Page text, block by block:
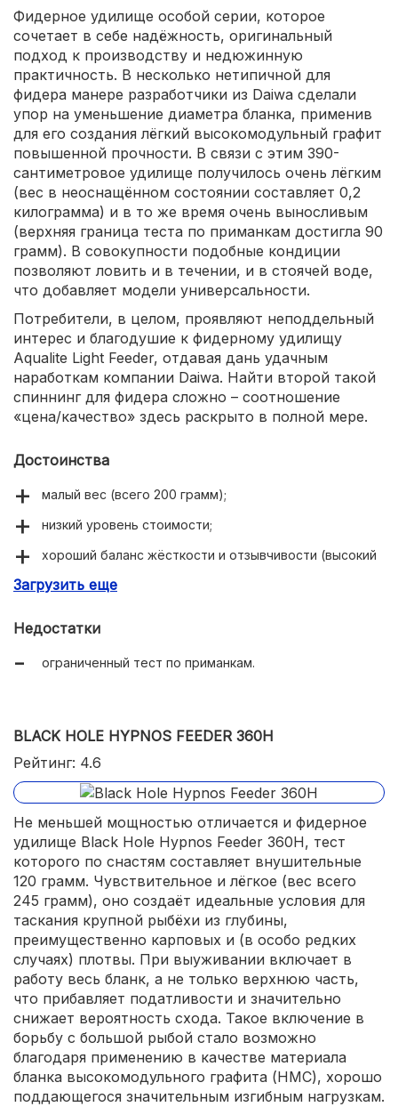
Фидерное удилище особой серии, которое
сочетает в себе надёжность, оригинальный
подход к производству и недюжинную
практичность. В несколько нетипичной для
фидера манере разработчики из Daiwa сделали
упор на уменьшение диаметра бланка, применив
для его создания лёгкий высокомодульный графит
повышенной прочности. В связи с этим 390-
сантиметровое удилище получилось очень лёгким
(вес в неоснащённом состоянии составляет 0,2
килограмма) и в то же время очень выносливым
(верхняя граница теста по приманкам достигла 90
грамм). В совокупности подобные кондиции
позволяют ловить и в течении, и в стоячей воде,
что добавляет модели универсальности.
Потребители, в целом, проявляют неподдельный
интерес и благодушие к фидерному удилищу
Aqualite Light Feeder, отдавая дань удачным
наработкам компании Daiwa. Найти второй такой
спиннинг для фидера сложно – соотношение
«цена/качество» здесь раскрыто в полной мере.
Достоинства
малый вес (всего 200 грамм);
низкий уровень стоимости;
хороший баланс жёсткости и отзывчивости (высокий
оригинальная миниатюрная конструкция;
Загрузить еще
Недостатки
ограниченный тест по приманкам.
BLACK HOLE HYPNOS FEEDER 360H
Рейтинг: 4.6
Не меньшей мощностью отличается и фидерное
удилище Black Hole Hypnos Feeder 360H, тест
которого по снастям составляет внушительные
120 грамм. Чувствительное и лёгкое (вес всего
245 грамм), оно создаёт идеальные условия для
таскания крупной рыбёхи из глубины,
преимущественно карповых и (в особо редких
случаях) плотвы. При выуживании включает в
работу весь бланк, а не только верхнюю часть,
что прибавляет податливости и значительно
снижает вероятность схода. Такое включение в
борьбу с большой рыбой стало возможно
благодаря применению в качестве материала
бланка высокомодульного графита (HMC), хорошо
поддающегося значительным изгибным нагрузкам.